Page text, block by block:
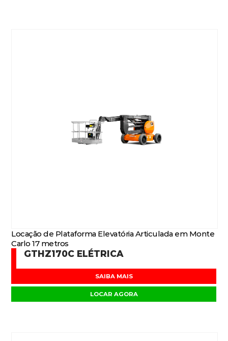
Locação de Plataforma Elevatória Articulada em Monte
Carlo 17 metros
GTHZ170C ELÉTRICA
SAIBA MAIS
LOCAR AGORA